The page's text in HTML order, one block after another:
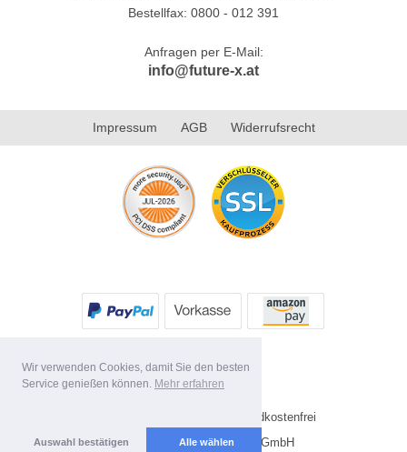
Wir verwenden Cookies, damit Sie den besten
Service genießen können. Mehr erfahren
Auswahl bestätigen Alle wählen
Bestellfax: 0800 - 012 391
Anfragen per E-Mail:
info@future-x.at
Impressum AGB Widerrufsrecht
* Alle Preise inkl. MwSt. Versandkostenfrei
Copyright 2026 by Future-X GmbH